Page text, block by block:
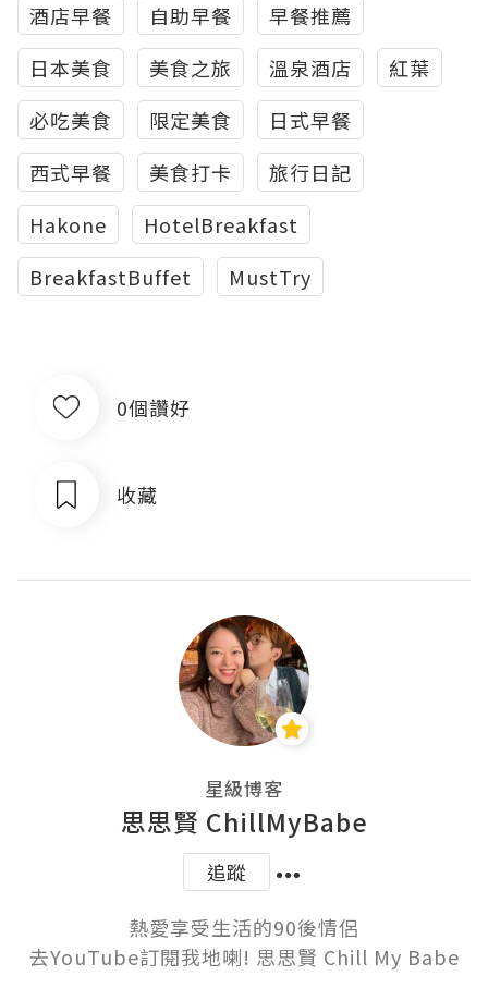
酒店早餐
自助早餐
早餐推薦
日本美食
美食之旅 溫泉酒店
紅葉
必吃美食
限定美食
日式早餐
西式早餐
美食打卡
旅行日記
Hakone
HotelBreakfast
BreakfastBuffet
MustTry
0個讚好
收藏
星級博客
思思賢 ChillMyBabe
追蹤
熱愛享受生活的90後情侶
去YouTube訂閱我地喇! 思思賢 Chill My Babe